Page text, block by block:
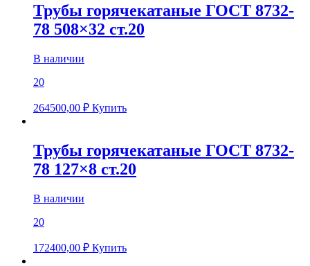
Трубы горячекатаные ГОСТ 8732-
78 508×32 ст.20
В наличии
20
264500,00 ₽ Купить
Трубы горячекатаные ГОСТ 8732-
78 127×8 ст.20
В наличии
20
172400,00 ₽ Купить